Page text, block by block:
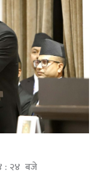
: २४ बजे